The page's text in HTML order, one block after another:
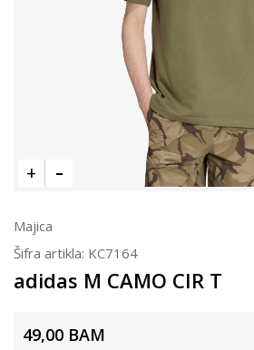
Majica
Šifra artikla: KC7164
adidas M CAMO CIR T
49,00 BAM